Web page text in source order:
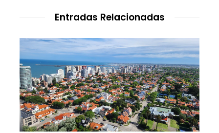
Entradas Relacionadas